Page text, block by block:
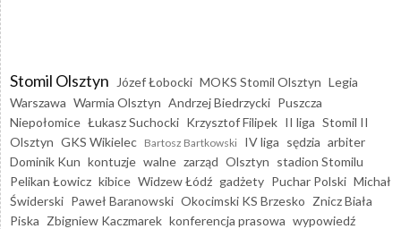
Stomil Olsztyn Józef Łobocki MOKS Stomil Olsztyn Legia
Warszawa Warmia Olsztyn Andrzej Biedrzycki Puszcza
Niepołomice Łukasz Suchocki Krzysztof Filipek II liga Stomil II
Olsztyn GKS Wikielec Bartosz Bartkowski IV liga sędzia arbiter
Dominik Kun kontuzje walne zarząd Olsztyn stadion Stomilu
Pelikan Łowicz kibice Widzew Łódź gadżety Puchar Polski Michał
Świderski Paweł Baranowski Okocimski KS Brzesko Znicz Biała
Piska Zbigniew Kaczmarek konferencja prasowa wypowiedź